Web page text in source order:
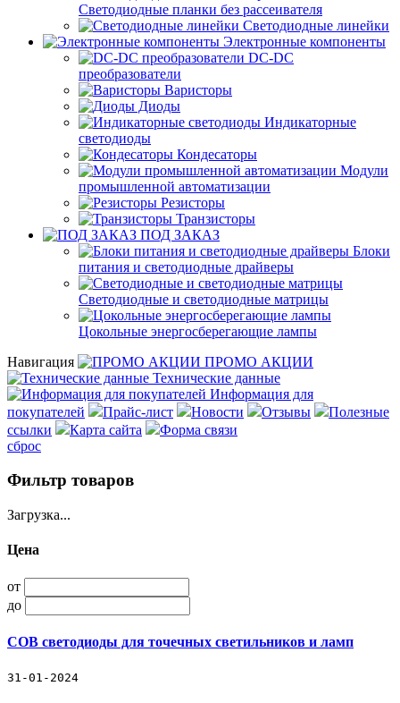
Светодиодные планки без рассеивателя
Светодиодные линейки
Электронные компоненты
DC-DC
преобразователи
Варисторы
Диоды
Индикаторные
светодиоды
Кондесаторы
Модули
промышленной автоматизации
Резисторы
Транзисторы
ПОД ЗАКАЗ
Блоки
питания и светодиодные драйверы
Светодиодные и светодиодные матрицы
Цокольные энергосберегающие лампы
Навигация
ПРОМО АКЦИИ
Технические данные
Информация для
покупателей
Прайс-лист Новости Отзывы
Полезные
ссылки
Карта сайта
Форма связи
сброс
Фильтр товаров
Загрузка...
Цена
от
до
COB светодиоды для точечных светильников и ламп
31-01-2024